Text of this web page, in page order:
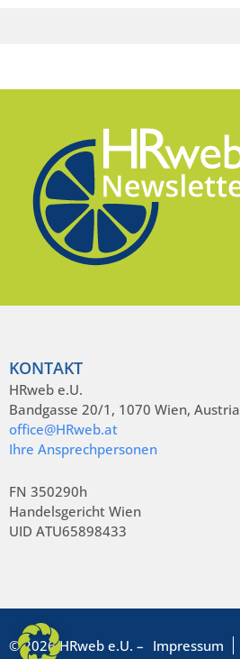
KONTAKT
HRweb e.U.
Bandgasse 20/1, 1070 Wien, Austria
office@HRweb.at
Ihre Ansprechpersonen
FN 350290h
Handelsgericht Wien
UID ATU65898433
© 2026 HRweb e.U. – Impressum